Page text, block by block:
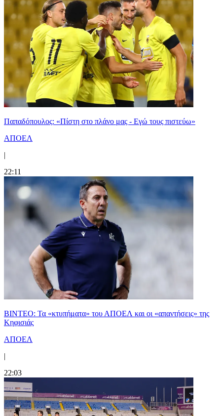
Παπαδόπουλος: «Πίστη στο πλάνο μας - Εγώ τους πιστεύω»
ΑΠΟΕΛ
|
22:11
ΒΙΝΤΕΟ: Τα «κτυπήματα» του ΑΠΟΕΛ και οι «απαντήσεις» της
Κηφισιάς
ΑΠΟΕΛ
|
22:03